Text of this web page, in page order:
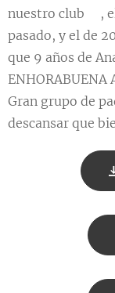
nuestro club🔔,
pasado, y el de
que 9 años de
ENHORABUENA
Gran grupo de
descansar que